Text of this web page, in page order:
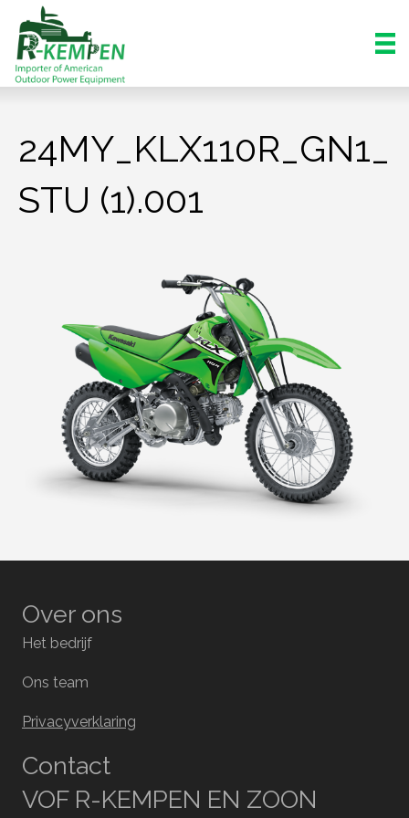
24MY_KLX110R_GN1_
STU (1).001
Over ons
Het bedrijf
Ons team
Privacyverklaring
Contact
VOF R-KEMPEN EN ZOON